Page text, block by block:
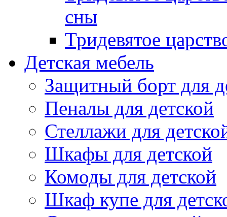
сны
Тридевятое
Детская мебель
Защитный борт для
Пеналы для детской
Стеллажи для
Шкафы для детской
Комоды для детской
Шкаф купе для